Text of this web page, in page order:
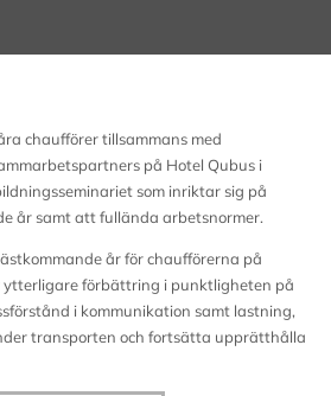
chaufförer tillsammans med
på Hotel Qubus i
som inriktar sig på
år samt att fullända arbetsnormer.
år för chaufförerna på
ytterligare förbättring i punktligheten på
i kommunikation samt lastning,
transporten och fortsätta upprätthålla